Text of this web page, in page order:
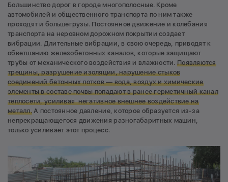
Большинство дорог в городе многополосные. Кроме
автомобилей и общественного транспорта по ним также
проходят и большегрузы. Постоянное движение и колебания
транспорта на неровном дорожном покрытии создает
вибрации. Длительные вибрации, в свою очередь, приводят к
обветшанию железобетонных каналов, которые защищают
трубы от механического воздействия и влажности. Появляются
трещины, разрушение изоляции, нарушение стыков
соединений бетонных лотков — вода, воздух и химические
элементы в составе почвы попадают в ранее герметичный канал
теплосети, усиливая негативное внешнее воздействие на
металл.А постоянное давление, которое образуется из-за
непрекращающегося движения разногабаритных машин,
только усиливает этот процесс.